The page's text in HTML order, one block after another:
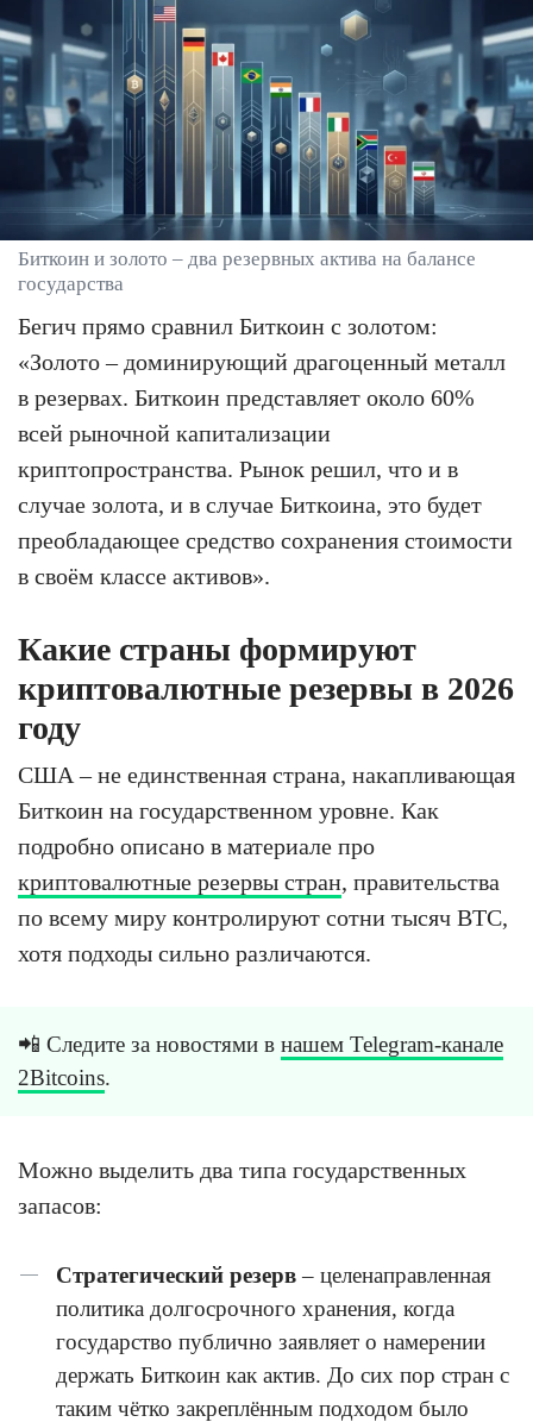
Биткоин и золото – два резервных актива на балансе
государства
Бегич прямо сравнил Биткоин с золотом:
«Золото – доминирующий драгоценный металл
в резервах. Биткоин представляет около 60%
всей рыночной капитализации
криптопространства. Рынок решил, что и в
случае золота, и в случае Биткоина, это будет
преобладающее средство сохранения стоимости
в своём классе активов».
Какие страны формируют
криптовалютные резервы в 2026
году
США – не единственная страна, накапливающая
Биткоин на государственном уровне. Как
подробно описано в материале про
криптовалютные резервы стран, правительства
по всему миру контролируют сотни тысяч BTC,
хотя подходы сильно различаются.
📲 Следите за новостями в нашем Telegram-канале
2Bitcoins.
Можно выделить два типа государственных
запасов:
Стратегический резерв– целенаправленная
политика долгосрочного хранения, когда
государство публично заявляет о намерении
держать Биткоин как актив. До сих пор стран с
таким чётко закреплённым подходом было